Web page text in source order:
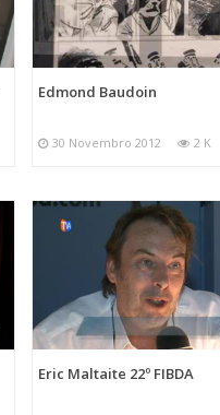
Edmond Baudoin
30 Novembro 2012 2 K
Eric Maltaite 22º FIBDA